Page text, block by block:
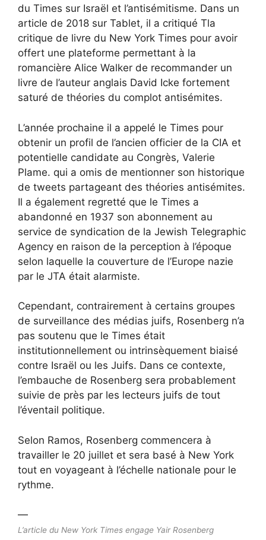
du Times sur Israël et l’antisémitisme. Dans un
article de 2018 sur Tablet, il a critiqué Tla
critique de livre du New York Times pour avoir
offert une plateforme permettant à la
romancière Alice Walker de recommander un
livre de l’auteur anglais David Icke fortement
saturé de théories du complot antisémites.
L’année prochaine il a appelé le Times pour
obtenir un profil de l’ancien officier de la CIA et
potentielle candidate au Congrès, Valerie
Plame. qui a omis de mentionner son historique
de tweets partageant des théories antisémites.
Il a également regretté que le Times a
abandonné en 1937 son abonnement au
service de syndication de la Jewish Telegraphic
Agency en raison de la perception à l’époque
selon laquelle la couverture de l’Europe nazie
par le JTA était alarmiste.
Cependant, contrairement à certains groupes
de surveillance des médias juifs, Rosenberg n’a
pas soutenu que le Times était
institutionnellement ou intrinsèquement biaisé
contre Israël ou les Juifs. Dans ce contexte,
l’embauche de Rosenberg sera probablement
suivie de près par les lecteurs juifs de tout
l’éventail politique.
Selon Ramos, Rosenberg commencera à
travailler le 20 juillet et sera basé à New York
tout en voyageant à l’échelle nationale pour le
rythme.
—
L’article du New York Times engage Yair Rosenberg